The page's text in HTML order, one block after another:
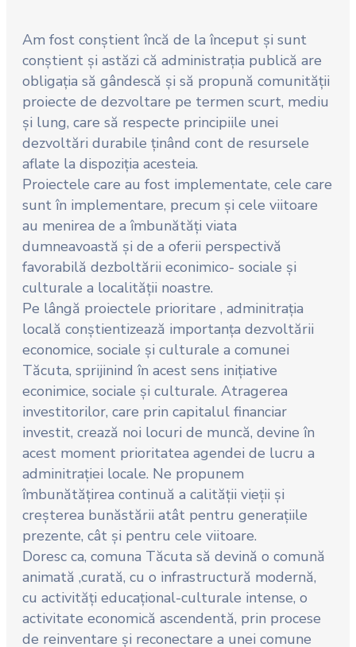
Am fost conștient încă de la început și sunt
conștient și astăzi că administrația publică are
obligația să gândescă și să propună comunității
proiecte de dezvoltare pe termen scurt, mediu
și lung, care să respecte principiile unei
dezvoltări durabile ținând cont de resursele
aflate la dispoziția acesteia.
Proiectele care au fost implementate, cele care
sunt în implementare, precum și cele viitoare
au menirea de a îmbunătăți viata
dumneavoastă și de a oferii perspectivă
favorabilă dezboltării econimico- sociale și
culturale a localității noastre.
Pe lângă proiectele prioritare , adminitrația
locală conștientizează importanța dezvoltării
economice, sociale și culturale a comunei
Tăcuta, sprijinind în acest sens inițiative
econimice, sociale și culturale. Atragerea
investitorilor, care prin capitalul financiar
investit, crează noi locuri de muncă, devine în
acest moment prioritatea agendei de lucru a
adminitrației locale. Ne propunem
îmbunătățirea continuă a calității vieții și
creșterea bunăstării atât pentru generațiile
prezente, cât și pentru cele viitoare.
Doresc ca, comuna Tăcuta să devină o comună
animată ,curată, cu o infrastructură modernă,
cu activități educațional-culturale intense, o
activitate economică ascendentă, prin procese
de reinventare și reconectare a unei comune